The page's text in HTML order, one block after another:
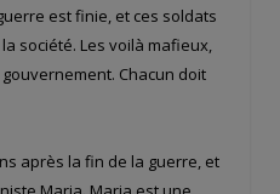
est finie, et ces soldats
société. Les voilà mafieux,
Chacun doit
après la fin de la guerre, et